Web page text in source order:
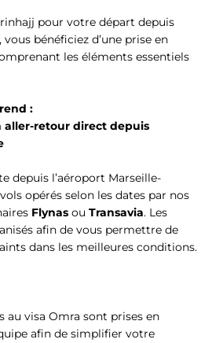
pour votre départ depuis
bénéficiez d’une prise en
les éléments essentiels
:
aller-retour direct depuis
depuis l’aéroport Marseille-
opérés selon les dates par nos
Flynas ou Transavia. Les
afin de vous permettre de
dans les meilleures conditions.
au visa Omra sont prises en
afin de simplifier votre